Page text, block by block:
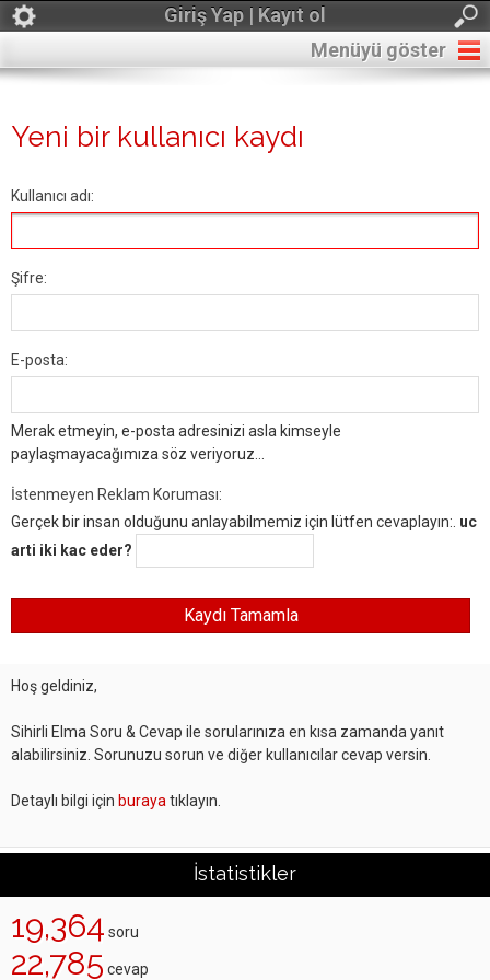
Giriş Yap | Kayıt ol
Menüyü göster
Yeni bir kullanıcı kaydı
Kullanıcı adı:
Şifre:
E-posta:
Merak etmeyin, e-posta adresinizi asla kimseyle
paylaşmayacağımıza söz veriyoruz...
İstenmeyen Reklam Koruması:
Gerçek bir insan olduğunu anlayabilmemiz için lütfen cevaplayın:. uc
arti iki kac eder?
Hoş geldiniz,
Sihirli Elma Soru & Cevap ile sorularınıza en kısa zamanda yanıt
alabilirsiniz. Sorunuzu sorun ve diğer kullanıcılar cevap versin.
Detaylı bilgi için buraya tıklayın.
İstatistikler
19,364 soru
22,785 cevap